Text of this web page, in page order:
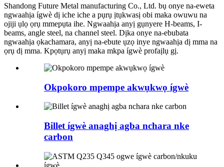
Shandong Future Metal manufacturing Co., Ltd. bụ onye na-eweta
ngwaahịa ígwè dị iche iche a pụrụ ịtụkwasị obi maka owuwu na
ojiji ụlọ ọrụ mmepụta ihe. Ngwaahịa anyị gụnyere H-beams, I-
beams, angle steel, na channel steel. Dịka onye na-ebubata
ngwaahịa ọkachamara, anyị na-ebute ụzọ inye ngwaahịa dị mma na
ọrụ dị mma. Kpọtụrụ anyị maka mkpa ígwè profaịlụ gị.
Okpokoro mpempe akwụkwọ ígwè
Billet ígwè anaghị agba nchara nke
carbon